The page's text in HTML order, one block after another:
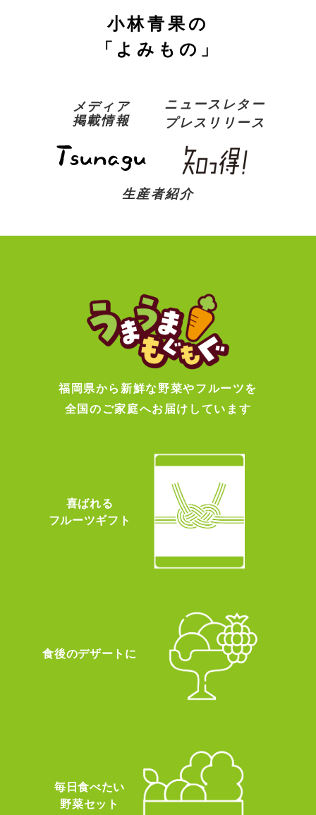
小林青果の
「よみもの」
メディア
掲載情報
ニュースレター
プレスリリース
生産者紹介
福岡県から新鮮な野菜やフルーツを
全国のご家庭へお届けしています
喜ばれる
フルーツギフト
食後のデザートに
毎日食べたい
野菜セット